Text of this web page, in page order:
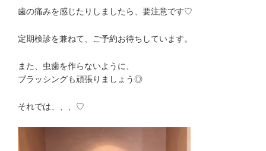
歯の痛みを感じたりしましたら、要注意です♡
定期検診を兼ねて、ご予約お待ちしています。
また、虫歯を作らないように、
ブラッシングも頑張りましょう◎
それでは、、、♡